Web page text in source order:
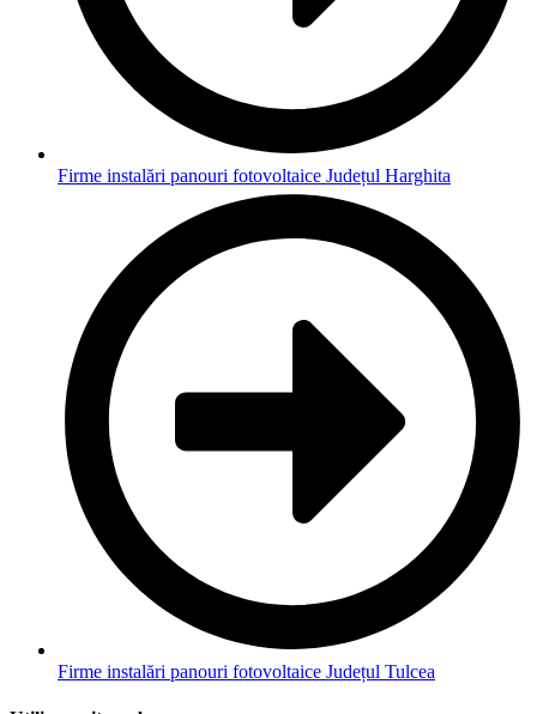
Firme instalări panouri fotovoltaice Județul Harghita
Firme instalări panouri fotovoltaice Județul Tulcea